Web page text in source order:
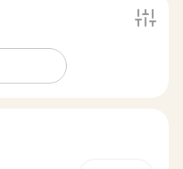
Filtrera